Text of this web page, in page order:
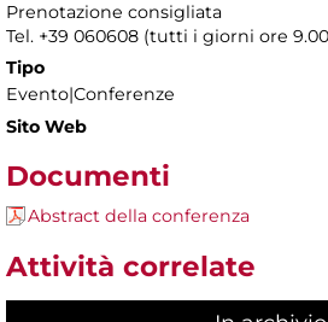
Prenotazione consigliata
Tel. +39 060608 (tutti i giorni ore 9.00
Tipo
Evento|Conferenze
Sito Web
Documenti
Abstract della conferenza
Attività correlate